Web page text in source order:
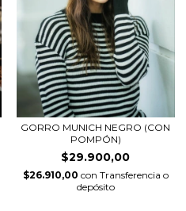
GORRO MUNICH NEGRO (CON
POMPÓN)
$29.900,00
$26.910,00 con Transferencia o
depósito